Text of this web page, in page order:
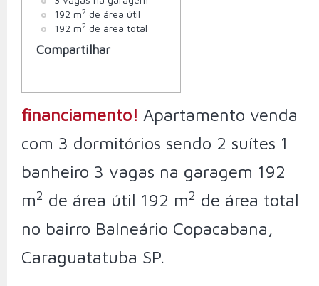
192 m2 de área útil
192 m2 de área total
Compartilhar
financiamento! Apartamento venda
com 3 dormitórios sendo 2 suítes 1
banheiro 3 vagas na garagem 192
m2 de área útil 192 m2 de área total
no bairro Balneário Copacabana,
Caraguatatuba SP.